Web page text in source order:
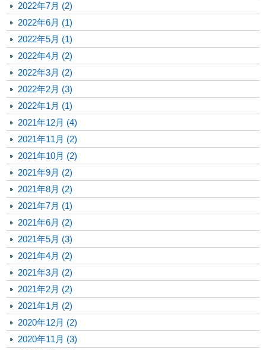
2022年7月 (2)
2022年6月 (1)
2022年5月 (1)
2022年4月 (2)
2022年3月 (2)
2022年2月 (3)
2022年1月 (1)
2021年12月 (4)
2021年11月 (2)
2021年10月 (2)
2021年9月 (2)
2021年8月 (2)
2021年7月 (1)
2021年6月 (2)
2021年5月 (3)
2021年4月 (2)
2021年3月 (2)
2021年2月 (2)
2021年1月 (2)
2020年12月 (2)
2020年11月 (3)